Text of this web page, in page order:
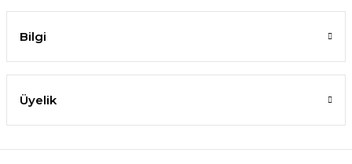
Bilgi
Üyelik